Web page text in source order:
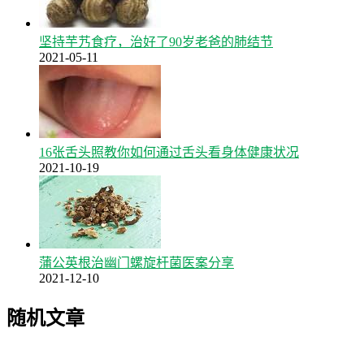
坚持芋艿食疗，治好了90岁老爸的肺结节
2021-05-11
16张舌头照教你如何通过舌头看身体健康状况
2021-10-19
蒲公英根治幽门螺旋杆菌医案分享
2021-12-10
随机文章